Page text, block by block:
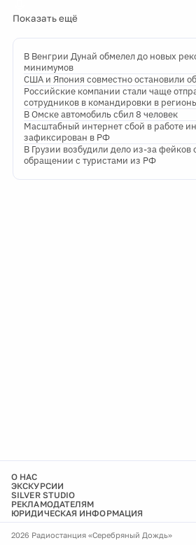
Показать ещё
В Венгрии Дунай обмелел до новых
минимумов
США и Япония совместно остановили
Российские компании стали чаще
сотрудников в командировки в
В Омске автомобиль сбил 8 человек
Масштабный интернет сбой в работе
зафиксирован в РФ
В Грузии возбудили дело из-за фейков
обращении с туристами из РФ
О НАС
ЭКСКУРСИИ
SILVER STUDIO
РЕКЛАМОДАТЕЛЯМ
ЮРИДИЧЕСКАЯ ИНФОРМАЦИЯ
2026 Радиостанция «Серебряный Дождь»